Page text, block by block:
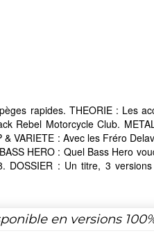
rapides. THEORIE : Les
Rebel Motorcycle Club.
VARIETE : Avec les Fréro
HERO : Quel Bass Hero
DOSSIER : Un titre, 3
en versions